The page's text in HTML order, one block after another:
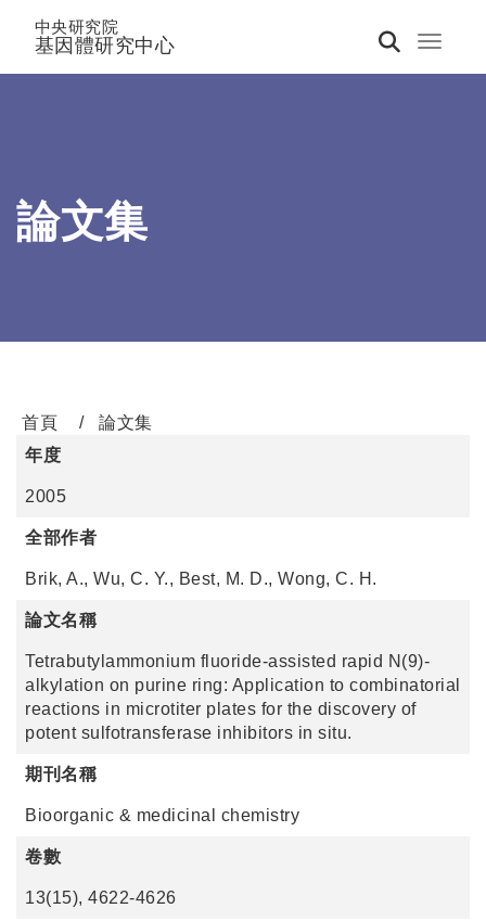
Toggle
中央研究院
基因體研究中心
論文集
首頁
論文集
年度
2005
全部作者
Brik, A., Wu, C. Y., Best, M. D., Wong, C. H.
論文名稱
Tetrabutylammonium fluoride-assisted rapid N(9)-
alkylation on purine ring: Application to combinatorial
reactions in microtiter plates for the discovery of
potent sulfotransferase inhibitors in situ.
期刊名稱
Bioorganic & medicinal chemistry
卷數
13(15), 4622-4626